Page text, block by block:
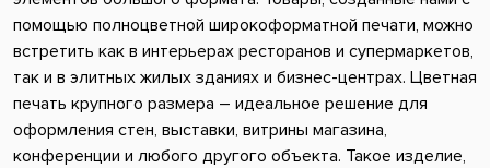
помощью полноцветной широкоформатной печати, можно
встретить как в интерьерах ресторанов и супермаркетов,
так и в элитных жилых зданиях и бизнес-центрах. Цветная
печать крупного размера – идеальное решение для
оформления стен, выставки, витрины магазина,
конференции и любого другого объекта. Такое изделие,